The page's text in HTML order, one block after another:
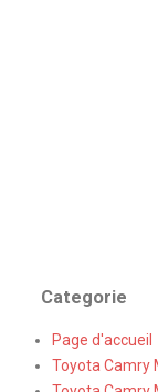
Categorie
Page d'accueil
Toyota Camry